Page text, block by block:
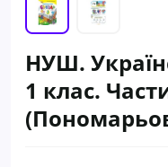
НУШ.
1 клас.